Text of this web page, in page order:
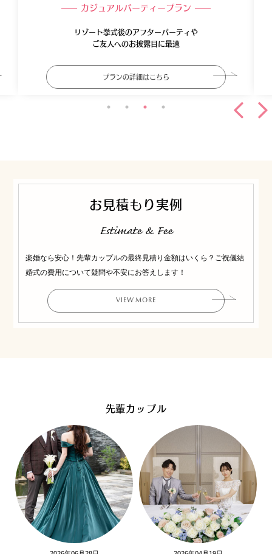
少人数パーティープラン
ご家族だけ、ご両家だけの祝宴を
ご希望のカップルに最適
プランの詳細はこちら
お見積もり実例
Estimate & Fee
楽婚なら安心！先輩カップルの最終見積り金額はいくら？ご祝儀結
婚式の費用について疑問や不安にお答えします！
VIEW MORE
先輩カップル